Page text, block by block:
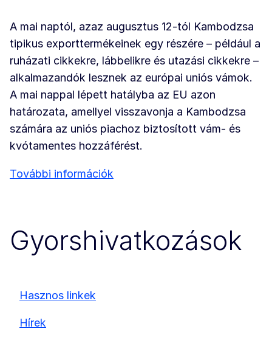
A mai naptól, azaz augusztus 12-tól Kambodzsa
tipikus exporttermékeinek egy részére – például a
ruházati cikkekre, lábbelikre és utazási cikkekre –
alkalmazandók lesznek az európai uniós vámok.
A mai nappal lépett hatályba az EU azon
határozata, amellyel visszavonja a Kambodzsa
számára az uniós piachoz biztosított vám- és
kvótamentes hozzáférést.
További információk
Gyorshivatkozások
Hasznos linkek
Hírek